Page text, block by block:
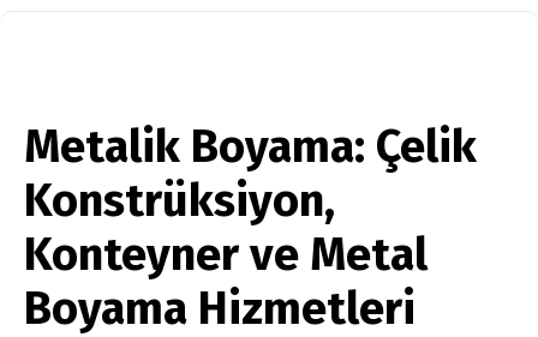
Metalik Boyama: Çelik
Konstrüksiyon,
Konteyner ve Metal
Boyama Hizmetleri